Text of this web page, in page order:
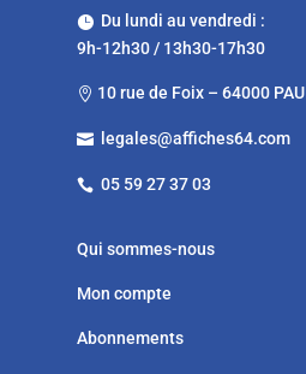
Du lundi au vendredi :
9h-12h30 / 13h30-17h30
 10 rue de Foix – 64000 PAU
 legales@affiches64.com
 05 59 27 37 03
Qui sommes-nous
Mon compte
Abonnements